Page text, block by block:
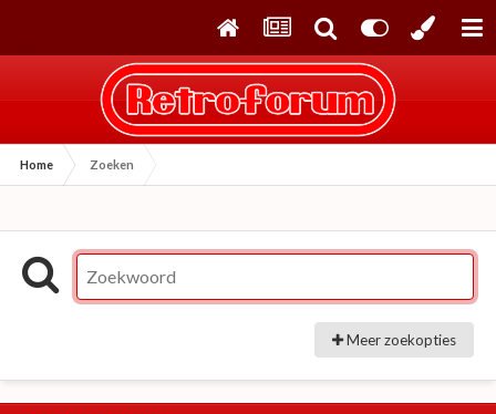
Home Zoeken
Meer zoekopties